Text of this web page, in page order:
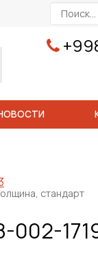
стандарт
002-